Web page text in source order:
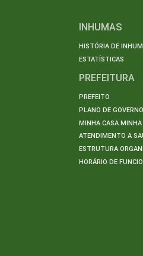
INHUMAS
HISTÓRIA DE
ESTATÍSTICAS
PREFEITURA
PREFEITO
PLANO DE GOVERNO
MINHA CASA MINHA
ATENDIMENTO A
ESTRUTURA
HORÁRIO DE